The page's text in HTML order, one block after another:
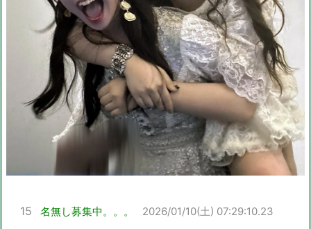
15 名無し募集中。。。 2026/01/10(土) 07:29:10.23